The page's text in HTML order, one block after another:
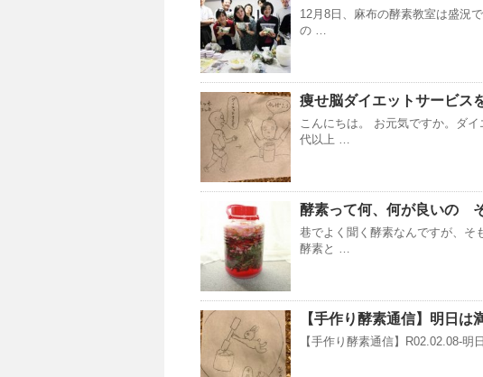
12月8日、麻布の酵素教室は盛況
の …
痩せ脳ダイエットサービス
こんにちは。 お元気ですか。ダ
代以上 …
酵素って何、何が良いの
巷でよく聞く酵素なんですが、そ
酵素と …
【手作り酵素通信】明日は
【手作り酵素通信】R02.02.08-